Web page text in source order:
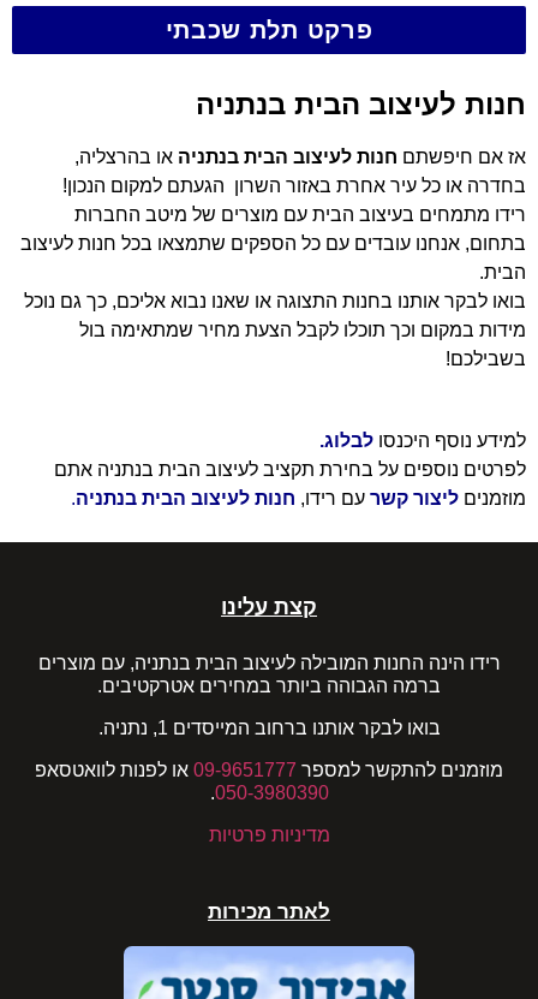
פרקט תלת שכבתי
חנות לעיצוב הבית בנתניה
אז אם חיפשתם חנות לעיצוב הבית בנתניה או בהרצליה,
בחדרה או כל עיר אחרת באזור השרון הגעתם למקום הנכון!
רידו מתמחים בעיצוב הבית עם מוצרים של מיטב החברות
בתחום, אנחנו עובדים עם כל הספקים שתמצאו בכל חנות לעיצוב
הבית.
בואו לבקר אותנו בחנות התצוגה או שאנו נבוא אליכם, כך גם נוכל
מידות במקום וכך תוכלו לקבל הצעת מחיר שמתאימה בול
בשבילכם!
למידע נוסף היכנסו לבלוג.
לפרטים נוספים על בחירת תקציב לעיצוב הבית בנתניה אתם
מוזמנים ליצור קשר עם רידו, חנות לעיצוב הבית בנתניה.
קצת עלינו
רידו הינה החנות המובילה לעיצוב הבית בנתניה, עם מוצרים
ברמה הגבוהה ביותר במחירים אטרקטיבים.
בואו לבקר אותנו ברחוב המייסדים 1, נתניה.
מוזמנים להתקשר למספר 09-9651777 או לפנות לוואטסאפ
050-3980390
.
מדיניות פרטיות
לאתר מכירות